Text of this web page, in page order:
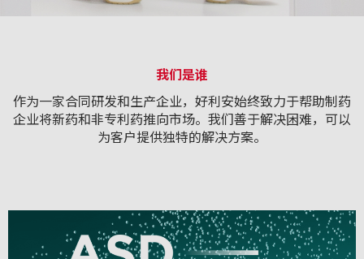
我们是谁
作为一家合同研发和生产企业，好利安始终致力于帮助制药
企业将新药和非专利药推向市场。我们善于解决困难，可以
为客户提供独特的解决方案。